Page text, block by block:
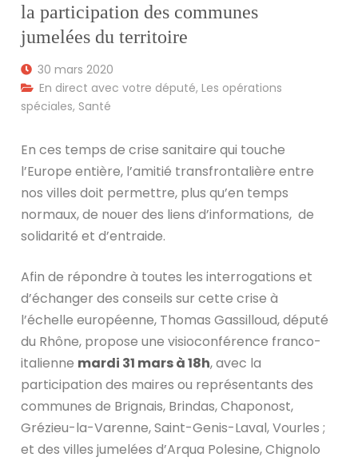
la participation des communes
jumelées du territoire
30 mars 2020
En direct avec votre député,Les opérations
spéciales, Santé
En ces temps de crise sanitaire qui touche
l’Europe entière, l’amitié transfrontalière entre
nos villes doit permettre, plus qu’en temps
normaux, de nouer des liens d’informations, de
solidarité et d’entraide.
Afin de répondre à toutes les interrogations et
d’échanger des conseils sur cette crise à
l’échelle européenne, Thomas Gassilloud, député
du Rhône, propose une visioconférence franco-
italienne mardi 31 mars à 18h, avec la
participation des maires ou représentants des
communes de Brignais, Brindas, Chaponost,
Grézieu-la-Varenne, Saint-Genis-Laval, Vourles ;
et des villes jumelées d’Arqua Polesine, Chignolo